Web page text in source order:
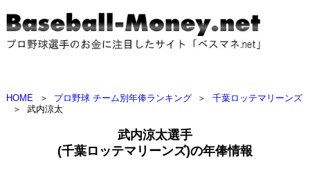
HOME ＞ プロ野球 チーム別年俸ランキング ＞
千葉ロッテマリーンズ
＞
武内涼太
武内涼太選手
(千葉ロッテマリーンズ)の年俸情報